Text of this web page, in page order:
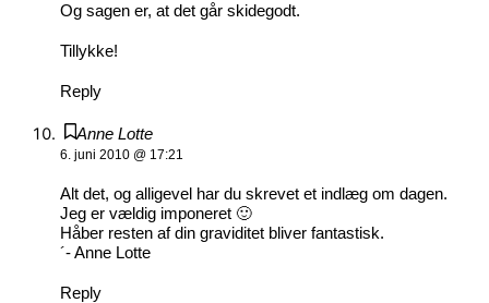
Og sagen er, at det går skidegodt.
Tillykke!
Reply
Anne Lotte
6. juni 2010 @ 17:21
Alt det, og alligevel har du skrevet et indlæg om dagen.
Jeg er vældig imponeret 🙂
Håber resten af din graviditet bliver fantastisk.
´- Anne Lotte
Reply